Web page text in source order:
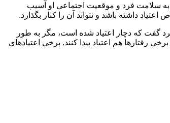
سلامت فرد و موقعیت اجتماعی او آسیب
داشته باشد و نتواند آن را کنار بگذارد.
گفت که دچار اعتیاد شده است، مگر به طور
هم اعتیاد پیدا کنند. برخی اعتیادهای